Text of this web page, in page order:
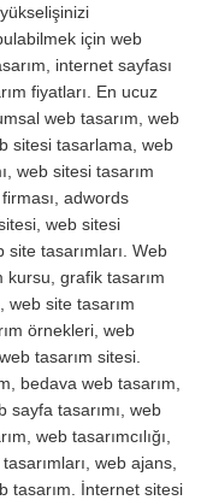
için web
internet sayfası
fiyatları. En ucuz
web tasarım, web
sitesi tasarlama, web
web sitesi tasarım
adwords
web sitesi
site tasarımları. Web
kursu, grafik tasarım
web site tasarım
örnekleri, web
tasarım sitesi.
bedava web tasarım,
sayfa tasarımı, web
web tasarımcılığı,
web ajans,
tasarım. İnternet sitesi